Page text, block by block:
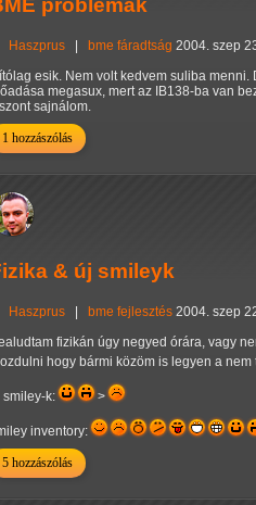
problémák
Haszprus | bme fáradtság 2004. szep
esik. Nem volt kedvem suliba
megasux, mert az IB138-ba van
sajnálom.
1 hozzászólás
& új smileyk
Haszprus | bme fejlesztés 2004. szep
fizikán úgy negyed órára, vagy
hogy bármi közöm is legyen a
smiley-k: >
inventory:
5 hozzászólás